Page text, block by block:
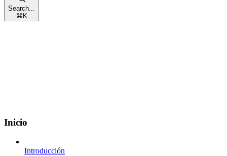
Search...
⌘ K
Inicio
Introducción